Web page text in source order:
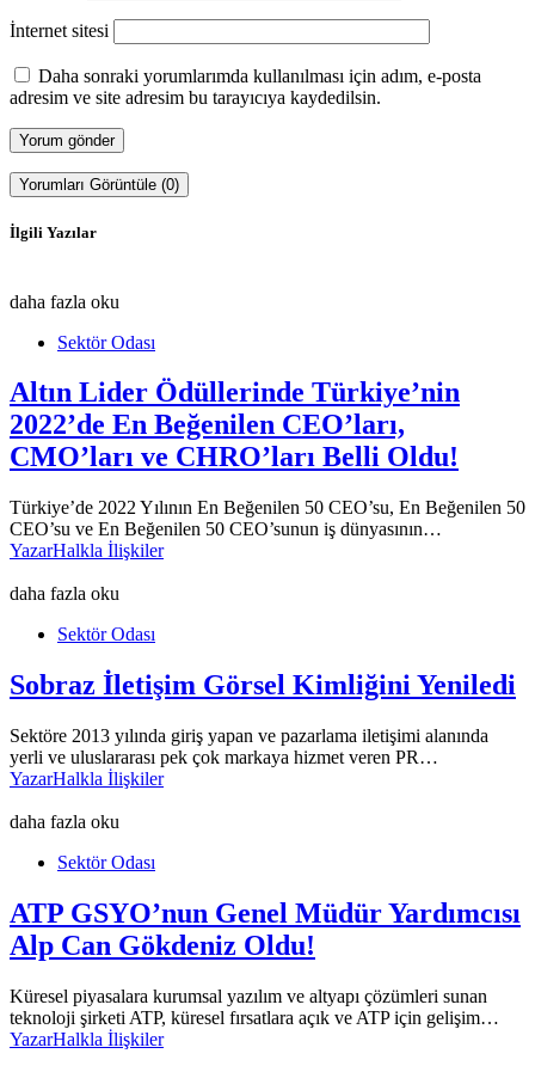
İnternet sitesi
Daha sonraki yorumlarımda kullanılması için adım, e-posta
adresim ve site adresim bu tarayıcıya kaydedilsin.
Yorumları Görüntüle (0)
İlgili Yazılar
daha fazla oku
Sektör Odası
Altın Lider Ödüllerinde Türkiye’nin
2022’de En Beğenilen CEO’ları,
CMO’ları ve CHRO’ları Belli Oldu!
Türkiye’de 2022 Yılının En Beğenilen 50 CEO’su, En Beğenilen 50
CEO’su ve En Beğenilen 50 CEO’sunun iş dünyasının…
YazarHalkla İlişkiler
daha fazla oku
Sektör Odası
Sobraz İletişim Görsel Kimliğini Yeniledi
Sektöre 2013 yılında giriş yapan ve pazarlama iletişimi alanında
yerli ve uluslararası pek çok markaya hizmet veren PR…
YazarHalkla İlişkiler
daha fazla oku
Sektör Odası
ATP GSYO’nun Genel Müdür Yardımcısı
Alp Can Gökdeniz Oldu!
Küresel piyasalara kurumsal yazılım ve altyapı çözümleri sunan
teknoloji şirketi ATP, küresel fırsatlara açık ve ATP için gelişim…
YazarHalkla İlişkiler